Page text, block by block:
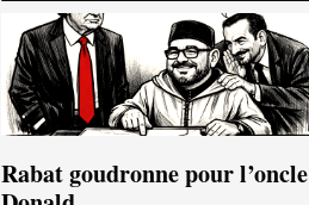
Rabat goudronne pour l’oncle